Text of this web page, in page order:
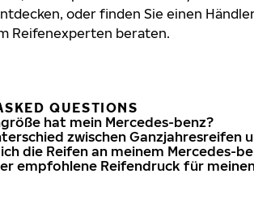
oder finden Sie einen
Reifenexperten beraten.
QUESTIONS
hat mein Mercedes-benz?
zwischen Ganzjahresreifen
die Reifen an meinem Mercedes-
empfohlene Reifendruck für